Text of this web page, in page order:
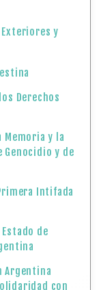
y
Derechos
y la
Genocidio y de
Intifada
de
Argentina
con